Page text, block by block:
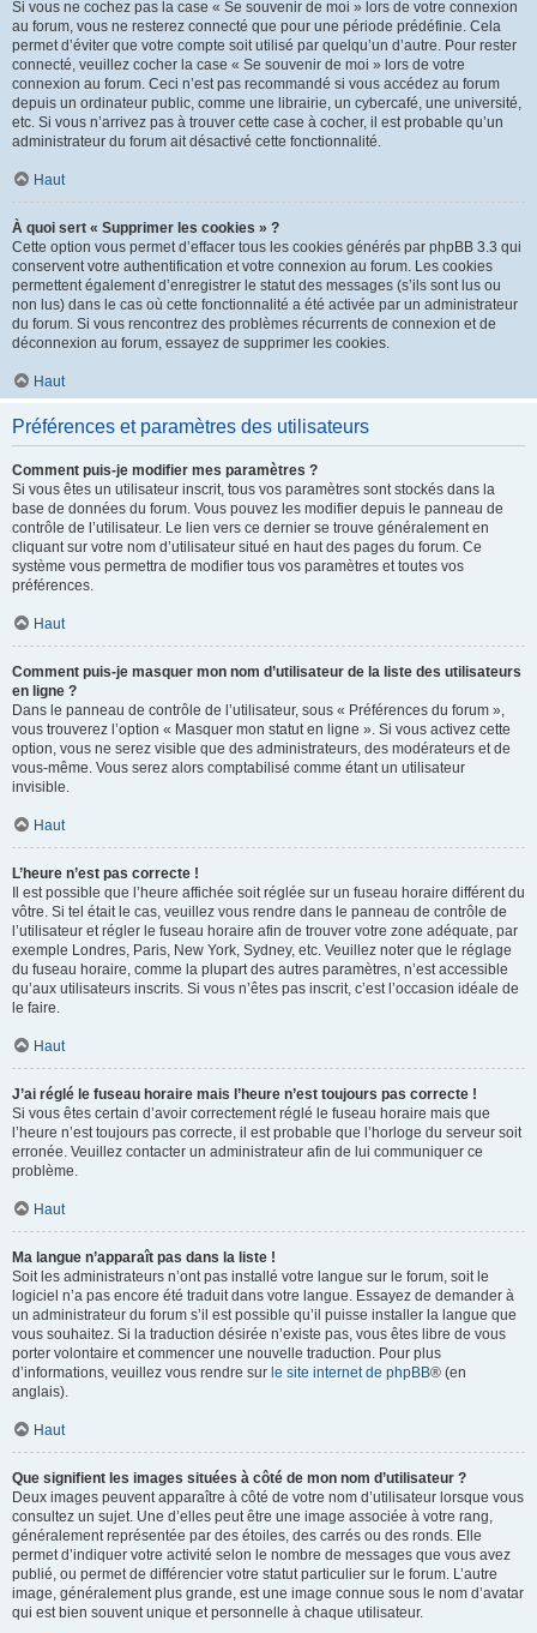
Si vous ne cochez pas la case « Se souvenir de moi » lors de votre connexion
au forum, vous ne resterez connecté que pour une période prédéfinie. Cela
permet d’éviter que votre compte soit utilisé par quelqu’un d’autre. Pour rester
connecté, veuillez cocher la case « Se souvenir de moi » lors de votre
connexion au forum. Ceci n’est pas recommandé si vous accédez au forum
depuis un ordinateur public, comme une librairie, un cybercafé, une université,
etc. Si vous n’arrivez pas à trouver cette case à cocher, il est probable qu’un
administrateur du forum ait désactivé cette fonctionnalité.
Haut
À quoi sert « Supprimer les cookies » ?
Cette option vous permet d’effacer tous les cookies générés par phpBB 3.3 qui
conservent votre authentification et votre connexion au forum. Les cookies
permettent également d’enregistrer le statut des messages (s’ils sont lus ou
non lus) dans le cas où cette fonctionnalité a été activée par un administrateur
du forum. Si vous rencontrez des problèmes récurrents de connexion et de
déconnexion au forum, essayez de supprimer les cookies.
Haut
Préférences et paramètres des utilisateurs
Comment puis-je modifier mes paramètres ?
Si vous êtes un utilisateur inscrit, tous vos paramètres sont stockés dans la
base de données du forum. Vous pouvez les modifier depuis le panneau de
contrôle de l’utilisateur. Le lien vers ce dernier se trouve généralement en
cliquant sur votre nom d’utilisateur situé en haut des pages du forum. Ce
système vous permettra de modifier tous vos paramètres et toutes vos
préférences.
Haut
Comment puis-je masquer mon nom d’utilisateur de la liste des utilisateurs
en ligne ?
Dans le panneau de contrôle de l’utilisateur, sous « Préférences du forum »,
vous trouverez l’option « Masquer mon statut en ligne ». Si vous activez cette
option, vous ne serez visible que des administrateurs, des modérateurs et de
vous-même. Vous serez alors comptabilisé comme étant un utilisateur
invisible.
Haut
L’heure n’est pas correcte !
Il est possible que l’heure affichée soit réglée sur un fuseau horaire différent du
vôtre. Si tel était le cas, veuillez vous rendre dans le panneau de contrôle de
l’utilisateur et régler le fuseau horaire afin de trouver votre zone adéquate, par
exemple Londres, Paris, New York, Sydney, etc. Veuillez noter que le réglage
du fuseau horaire, comme la plupart des autres paramètres, n’est accessible
qu’aux utilisateurs inscrits. Si vous n’êtes pas inscrit, c’est l’occasion idéale de
le faire.
Haut
J’ai réglé le fuseau horaire mais l’heure n’est toujours pas correcte !
Si vous êtes certain d’avoir correctement réglé le fuseau horaire mais que
l’heure n’est toujours pas correcte, il est probable que l’horloge du serveur soit
erronée. Veuillez contacter un administrateur afin de lui communiquer ce
problème.
Haut
Ma langue n’apparaît pas dans la liste !
Soit les administrateurs n’ont pas installé votre langue sur le forum, soit le
logiciel n’a pas encore été traduit dans votre langue. Essayez de demander à
un administrateur du forum s’il est possible qu’il puisse installer la langue que
vous souhaitez. Si la traduction désirée n’existe pas, vous êtes libre de vous
porter volontaire et commencer une nouvelle traduction. Pour plus
d’informations, veuillez vous rendre sur le site internet de phpBB® (en
anglais).
Haut
Que signifient les images situées à côté de mon nom d’utilisateur ?
Deux images peuvent apparaître à côté de votre nom d’utilisateur lorsque vous
consultez un sujet. Une d’elles peut être une image associée à votre rang,
généralement représentée par des étoiles, des carrés ou des ronds. Elle
permet d’indiquer votre activité selon le nombre de messages que vous avez
publié, ou permet de différencier votre statut particulier sur le forum. L’autre
image, généralement plus grande, est une image connue sous le nom d’avatar
qui est bien souvent unique et personnelle à chaque utilisateur.